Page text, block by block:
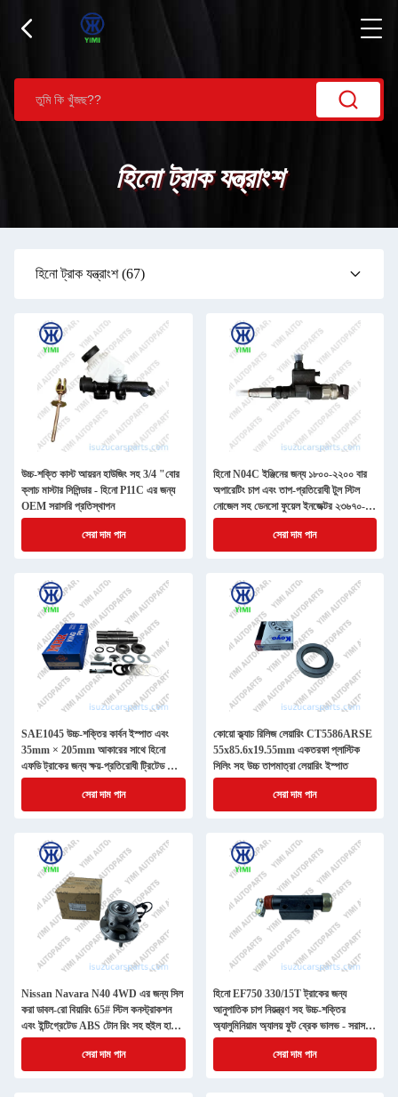
হিনো ট্রাক যন্ত্রাংশ
হিনো ট্রাক যন্ত্রাংশ(67)
উচ্চ-শক্তি কাস্ট আয়রন হাউজিং সহ 3/4 "বোর
ক্লাচ মাস্টার সিলিন্ডার - হিনো P11C এর জন্য
OEM সরাসরি প্রতিস্থাপন
সেরা দাম পান
হিনো N04C ইঞ্জিনের জন্য ১৮০০-২২০০ বার
অপারেটিং চাপ এবং তাপ-প্রতিরোধী টুল স্টিল
নোজেল সহ ডেনসো ফুয়েল ইনজেক্টর ২৩৬৭০-
ই৯২৬০
সেরা দাম পান
SAE1045 উচ্চ-শক্তির কার্বন ইস্পাত এবং
35mm × 205mm আকারের সাথে হিনো
এফডি ট্রাকের জন্য ক্ষয়-প্রতিরোধী ট্রিটেড কিং
পিন মেরামত কিট
সেরা দাম পান
কোয়ো ক্ল্যাচ রিলিজ লেয়ারিং CT5586ARSE
55x85.6x19.55mm একতরফা প্লাস্টিক
সিলিং সহ উচ্চ তাপমাত্রা লেয়ারিং ইস্পাত
সেরা দাম পান
Nissan Navara N40 4WD এর জন্য সিল
করা ডাবল-রো বিয়ারিং 65# স্টিল কনস্ট্রাকশন
এবং ইন্টিগ্রেটেড ABS টোন রিং সহ হুইল হাব
ইউনিট
সেরা দাম পান
হিনো EF750 330/15T ট্রাকের জন্য
আনুপাতিক চাপ নিয়ন্ত্রণ সহ উচ্চ-শক্তির
অ্যালুমিনিয়াম অ্যালয় ফুট ব্রেক ভালভ - সরাসরি
OEM প্রতিস্থাপন
সেরা দাম পান